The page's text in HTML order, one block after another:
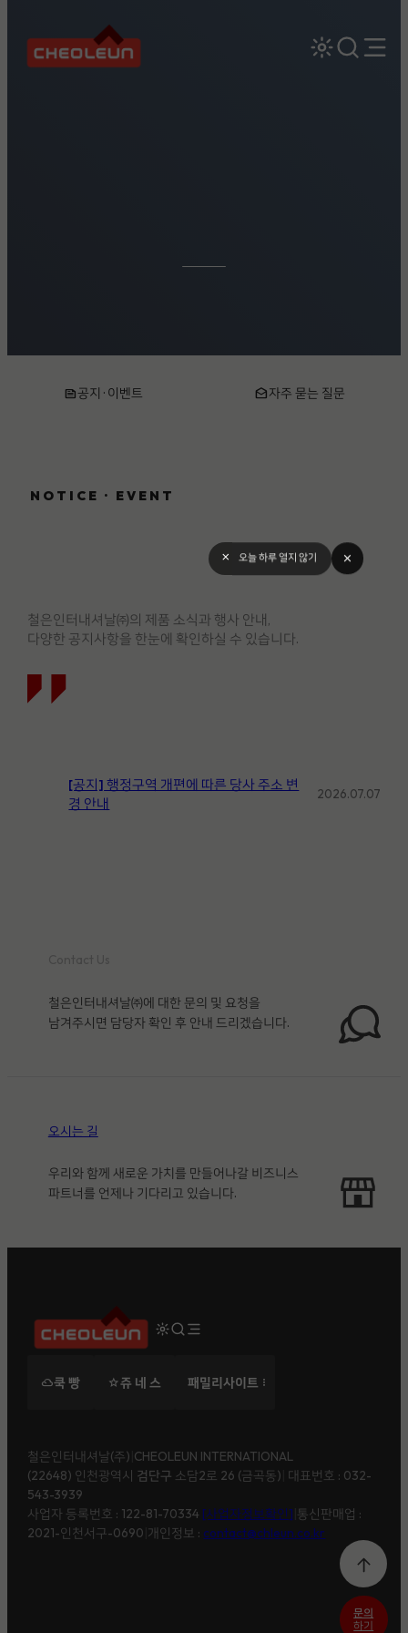
오늘 하루 열지 않기 close
문의
하기
news공지 · 이벤트 drafts자주 묻는 질문
NOTICE · EVENT
철은인터내셔날㈜의 제품 소식과 행사 안내,
다양한 공지사항을 한눈에 확인하실 수 있습니다.
[공지] 행정구역 개편에 따른 당사 주소 변
경 안내
2026.07.07
철은인터내셔날㈜에 대한 문의 및 요청을
남겨주시면 담당자 확인 후 안내 드리겠습니다.
오시는 길
우리와 함께 새로운 가치를 만들어나갈 비즈니스
파트너를 언제나 기다리고 있습니다.
filter_drama쿡 빵 star쥬 네 스 패밀리사이트
철은인터내셔날(주)ㅤ ㅤCHEOLEUN INTERNATIONAL
(22648) 인천광역시 검단구 소담2로 26 (금곡동)ㅤ 대표번호 : 032-
543-3939
사업자 등록번호 : 122-81-70334 [사업자정보확인] ㅤ통신판매업 :
2021-인천서구-0690ㅤ ㅤ개인정보 : contact@chleun.co.kr